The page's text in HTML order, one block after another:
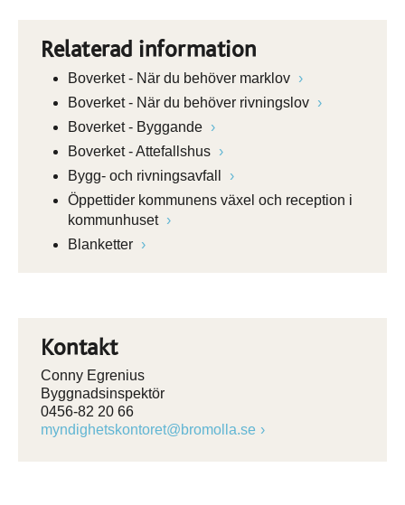
Relaterad information
Boverket - När du behöver marklov
Boverket - När du behöver rivningslov
Boverket - Byggande
Boverket - Attefallshus
Bygg- och rivningsavfall
Öppettider kommunens växel och reception i
kommunhuset
Blanketter
Kontakt
Conny Egrenius
Byggnadsinspektör
0456-82 20 66
myndighetskontoret@bromolla.se